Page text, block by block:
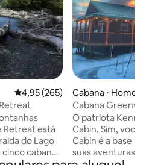
4,95 de uma avaliação média de
4,95 (265)
Retreat está
do Lago
cabanas
Cabana ⋅ Homer
Cabana
aconchegante
O patriota Kenny
Cabin. Sim, você
Cabin é a base
suas aventuras no Alasca!